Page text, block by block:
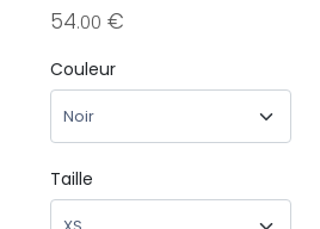
54.00 €
Couleur
Taille